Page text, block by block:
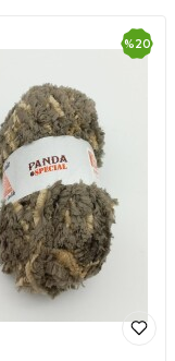
%20